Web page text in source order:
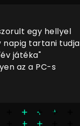
egy hellyel
napig tartani tudja
játéka"
az a PC-s